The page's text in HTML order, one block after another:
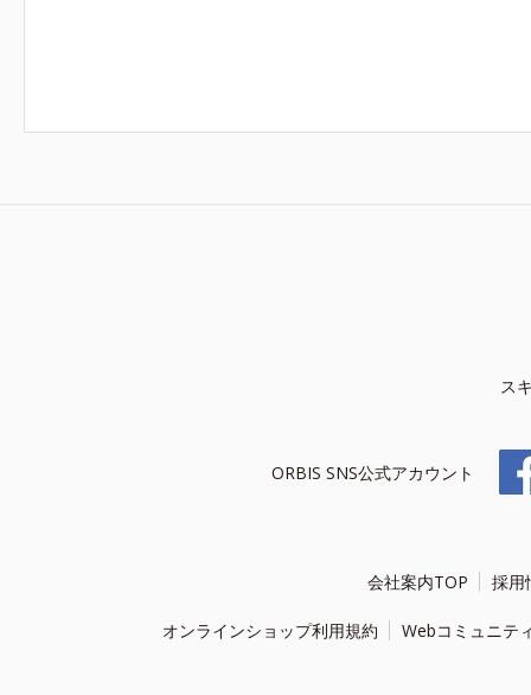
ス
ORBIS SNS公式アカウント
会社案内TOP 採用
オンラインショップ利用規約 Webコミュニテ